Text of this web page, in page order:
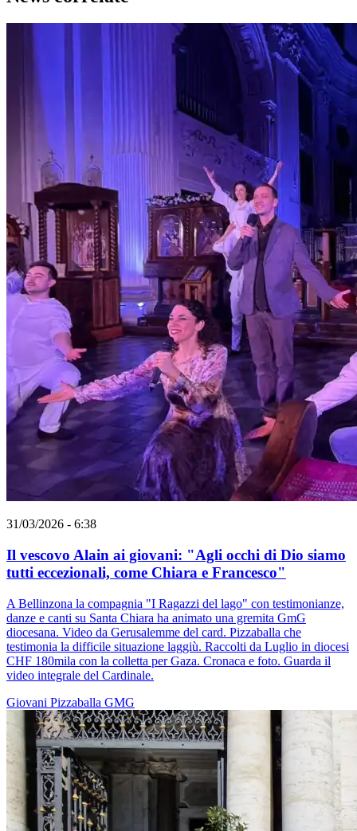
31/03/2026 - 6:38
Il vescovo Alain ai giovani: "Agli occhi di Dio siamo
tutti eccezionali, come Chiara e Francesco"
A Bellinzona la compagnia "I Ragazzi del lago" con testimonianze,
danze e canti su Santa Chiara ha animato una gremita GmG
diocesana. Video da Gerusalemme del card. Pizzaballa che
testimonia la difficile situazione laggiù. Raccolti da Luglio in diocesi
CHF 180mila con la colletta per Gaza. Cronaca e foto. Guarda il
video integrale del Cardinale.
Giovani Pizzaballa GMG